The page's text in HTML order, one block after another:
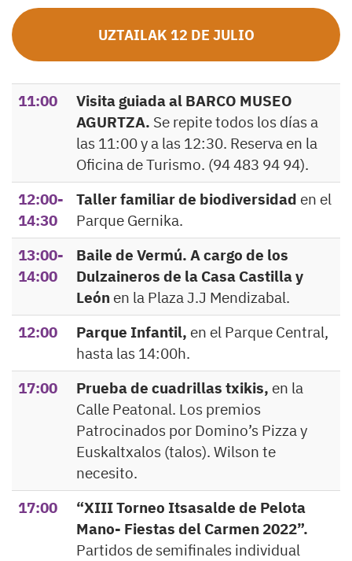
UZTAILAK 12 DE JULIO
11:00
Visita guiada al BARCO MUSEO
AGURTZA. Se repite todos los días a
las 11:00 y a las 12:30. Reserva en la
Oficina de Turismo. (94 483 94 94).
12:00-
14:30
Taller familiar de biodiversidad en el
Parque Gernika.
13:00-
14:00
Baile de Vermú. A cargo de los
Dulzaineros de la Casa Castilla y
León en la Plaza J.J Mendizabal.
12:00
Parque Infantil, en el Parque Central,
hasta las 14:00h.
17:00
Prueba de cuadrillas txikis, en la
Calle Peatonal. Los premios
Patrocinados por Domino’s Pizza y
Euskaltxalos (talos). Wilson te
necesito.
17:00
“XIII Torneo Itsasalde de Pelota
Mano- Fiestas del Carmen 2022”.
Partidos de semifinales individual